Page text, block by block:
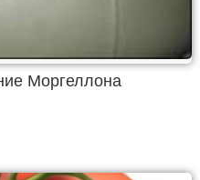
Моргеллона